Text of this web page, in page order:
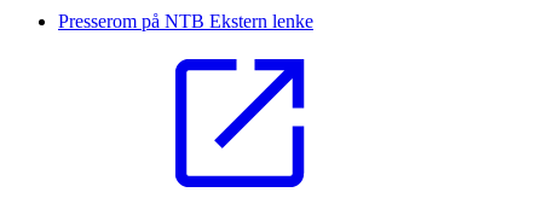
Presserom på NTB Ekstern lenke